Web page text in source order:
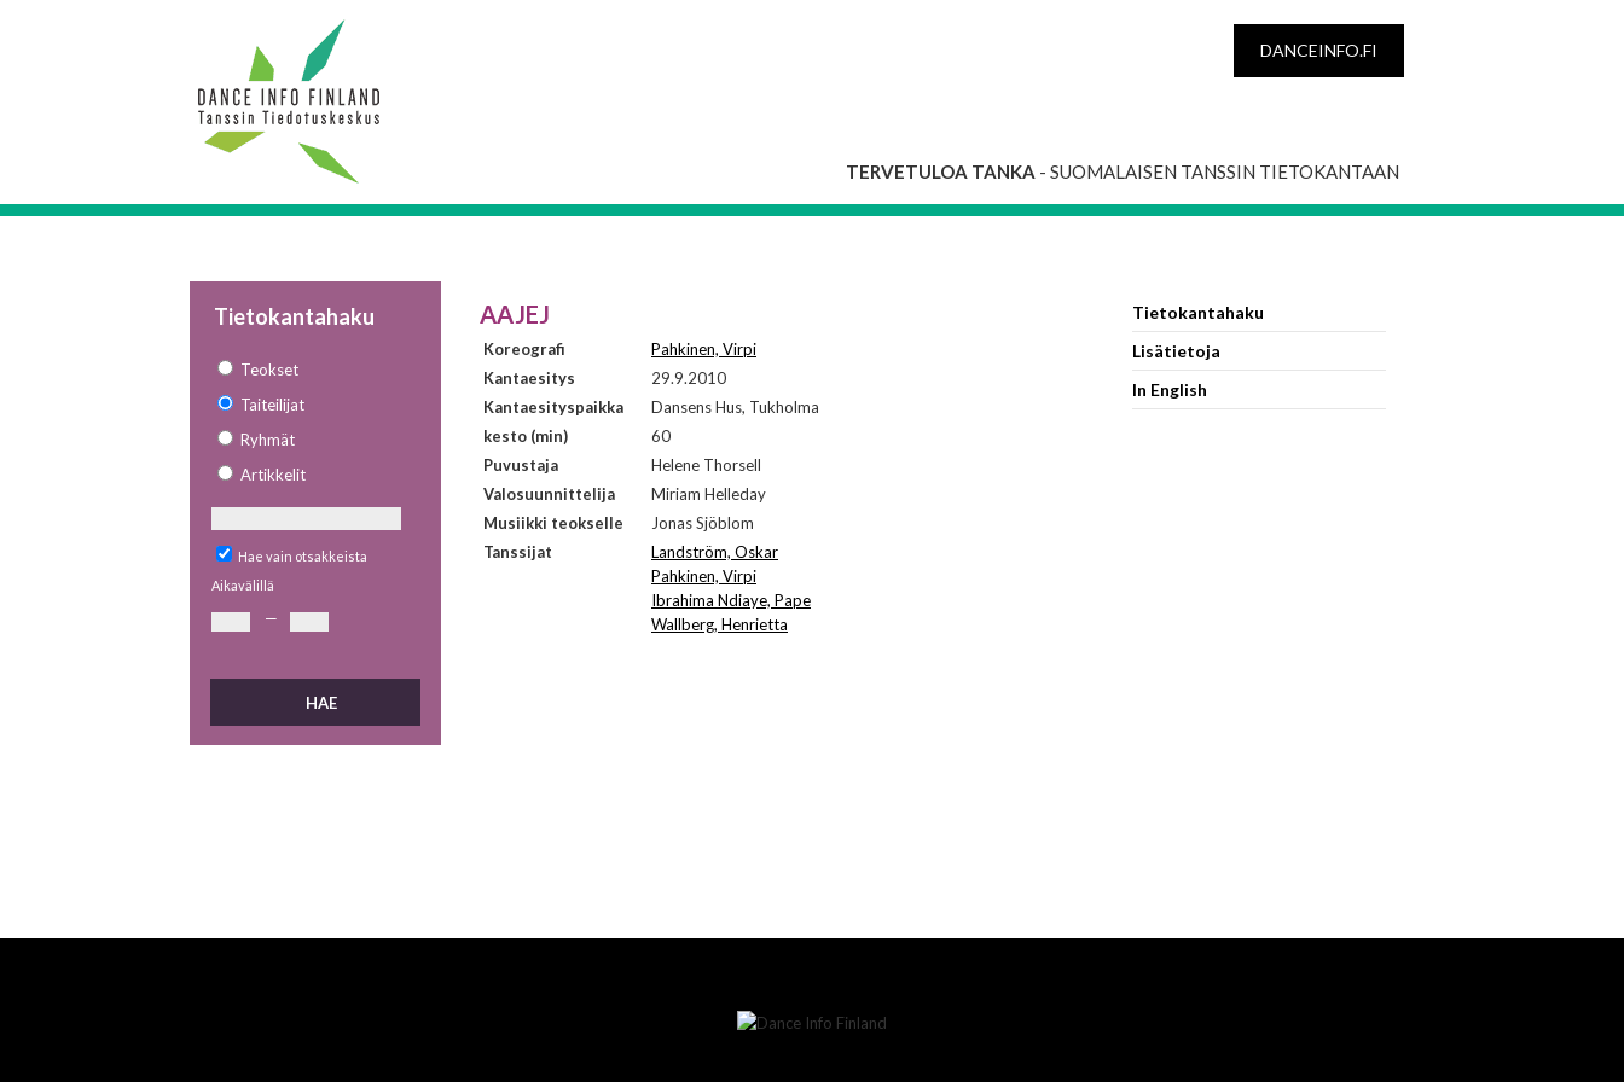
DANCEINFO.FI
TERVETULOA TANKA - SUOMALAISEN TANSSIN TIETOKANTAAN
Tietokantahaku
Teokset
Taiteilijat
Ryhmät
Artikkelit
Hae vain otsakkeista
Aikavälillä
—
AAJEJ
Koreografi
Pahkinen, Virpi
Kantaesitys
29.9.2010
Kantaesityspaikka
Dansens Hus, Tukholma
kesto (min)
60
Puvustaja
Helene Thorsell
Valosuunnittelija
Miriam Helleday
Musiikki teokselle
Jonas Sjöblom
Tanssijat
Landström, Oskar
Pahkinen, Virpi
Ibrahima Ndiaye, Pape
Wallberg, Henrietta
Tietokantahaku
Lisätietoja
In English